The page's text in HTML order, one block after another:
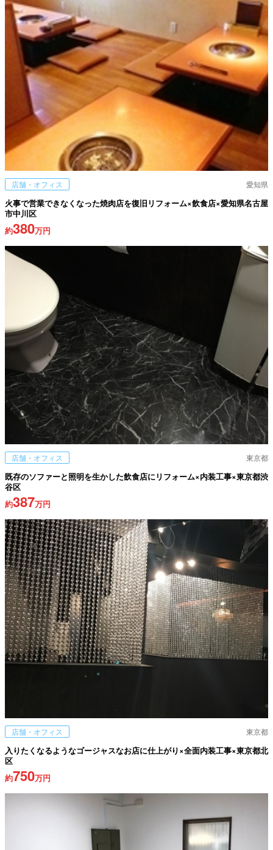
店舗・オフィス 愛知県
火事で営業できなくなった焼肉店を復旧リフォーム×飲食店×愛知県名古屋
市中川区
約380万円
店舗・オフィス 東京都
既存のソファーと照明を生かした飲食店にリフォーム×内装工事×東京都渋
谷区
約387万円
店舗・オフィス 東京都
入りたくなるようなゴージャスなお店に仕上がり×全面内装工事×東京都北
区
約750万円